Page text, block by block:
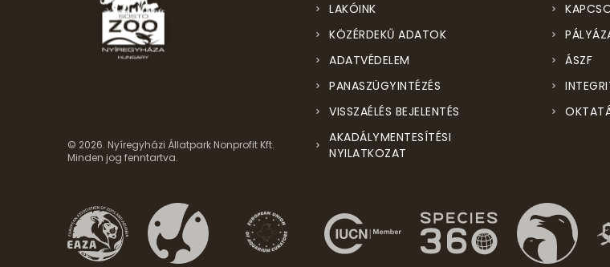
© 2026. Nyíregyházi Állatpark Nonprofit Kft.
Minden jog fenntartva.
LAKÓINK
KÖZÉRDEKŰ ADATOK
ADATVÉDELEM
ÁSZF
PANASZÜGYINTÉZÉS
VISSZAÉLÉS BEJELENTÉS
AKADÁLYMENTESÍTÉSI
NYILATKOZAT